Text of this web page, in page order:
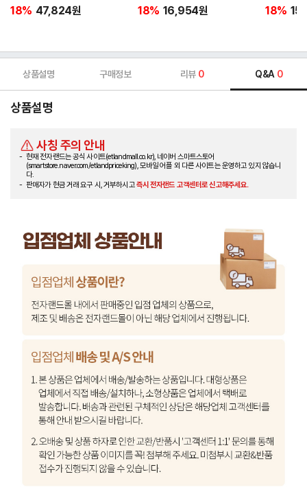
18% 47,824원 18% 16,954원 18%
상품설명 구매정보 리뷰 0 Q&A 0
상품설명
사칭 주의 안내
현재 전자랜드는 공식 사이트(etlandmall.co.kr), 네이버 스마트스토어
(smartstore.naver.com/etlandpriceking), 모바일 어플 외 다른 사이트는 운영하고 있지 않습니
다.
판매자가 현금 거래 요구 시, 거부하시고즉시 전자랜드 고객센터로 신고해주세요.